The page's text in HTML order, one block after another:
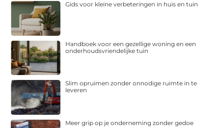
Gids voor kleine verbeteringen in huis en tuin
Handboek voor een gezellige woning en een
onderhoudsvriendelijke tuin
Slim opruimen zonder onnodige ruimte in te
leveren
Meer grip op je onderneming zonder gedoe